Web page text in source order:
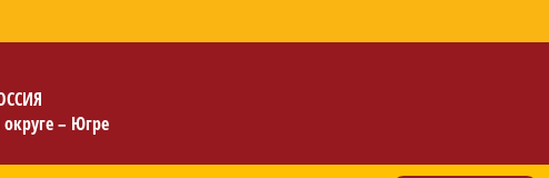
– Югре